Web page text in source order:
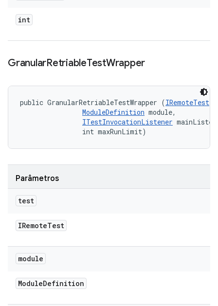
int
GranularRetriableTestWrapper
public GranularRetriableTestWrapper (IRemoteTest
ModuleDefinition module,
ITestInvocationListener
                int maxRunLimit)
Parâmetros
test
IRemoteTest
module
ModuleDefinition